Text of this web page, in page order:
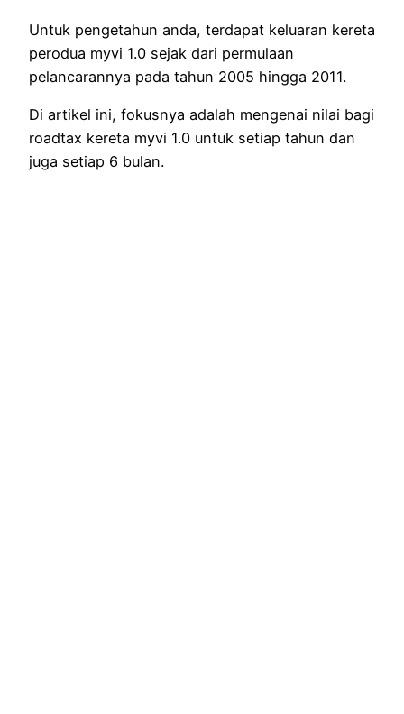
Untuk pengetahun anda, terdapat keluaran kereta
perodua myvi 1.0 sejak dari permulaan
pelancarannya pada tahun 2005 hingga 2011.
Di artikel ini, fokusnya adalah mengenai nilai bagi
roadtax kereta myvi 1.0 untuk setiap tahun dan
juga setiap 6 bulan.